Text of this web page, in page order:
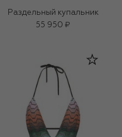
Раздельный купальник
55 950 ₽